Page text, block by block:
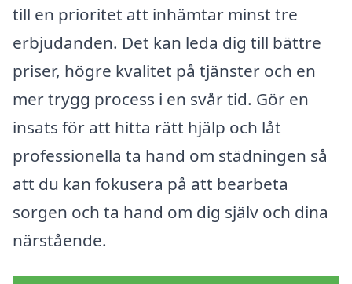
till en prioritet att inhämtar minst tre
erbjudanden. Det kan leda dig till bättre
priser, högre kvalitet på tjänster och en
mer trygg process i en svår tid. Gör en
insats för att hitta rätt hjälp och låt
professionella ta hand om städningen så
att du kan fokusera på att bearbeta
sorgen och ta hand om dig själv och dina
närstående.